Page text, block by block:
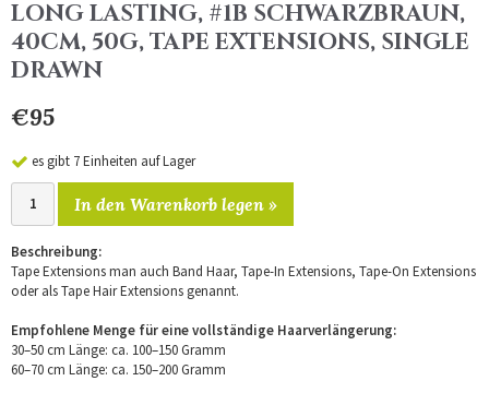
LONG LASTING, #1B SCHWARZBRAUN,
40CM, 50G, TAPE EXTENSIONS, SINGLE
DRAWN
€95
es gibt 7 Einheiten auf Lager
In den Warenkorb legen »
Beschreibung:
Tape Extensions man auch Band Haar, Tape-In Extensions, Tape-On Extensions
oder als Tape Hair Extensions genannt.
Empfohlene Menge für eine vollständige Haarverlängerung:
30–50 cm Länge: ca. 100–150 Gramm
60–70 cm Länge: ca. 150–200 Gramm